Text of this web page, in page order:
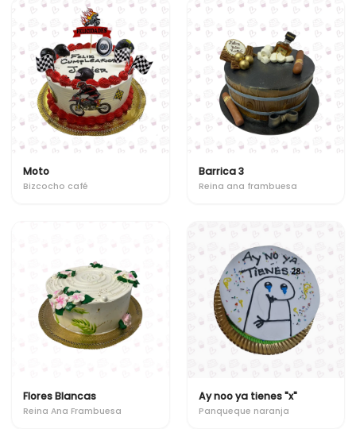
Moto
Bizcocho café
Barrica 3
Reina ana frambuesa
Flores Blancas
Reina Ana Frambuesa
Ay noo ya tienes "x"
Panqueque naranja